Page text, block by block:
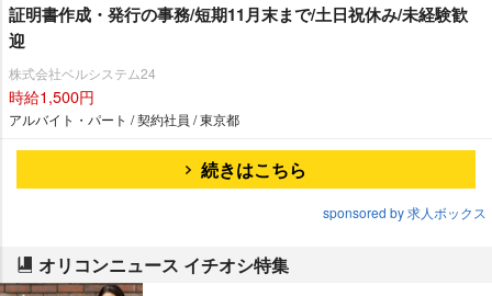
証明書作成・発行の事務/短期11月末まで/土日祝休み/未経験歓
迎
株式会社ベルシステム24
時給1,500円
アルバイト・パート / 契約社員 / 東京都
続きはこちら
sponsored by 求人ボックス
オリコンニュース イチオシ特集